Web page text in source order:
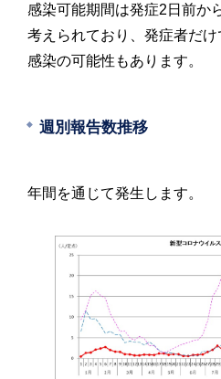
感染可能期間は発症2日前か
考えられており、発症者だ
感染の可能性もあります。
週別報告数推移
年間を通じて発生します。